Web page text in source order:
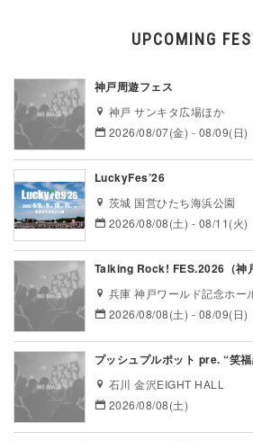
UPCOMING
神戸周遊フェス
神戸 サンキタ広場ほか
2026/08/07(金) - 08/09(日)
LuckyFes’26
茨城 国営ひたち海浜公園
2026/08/08(土) - 08/11(火)
Talking Rock! FES.2026（神
兵庫 神戸ワールド記念ホー
2026/08/08(土) - 08/09(日)
プッシュプルポット pre. “笑
石川 金沢EIGHT HALL
2026/08/08(土)